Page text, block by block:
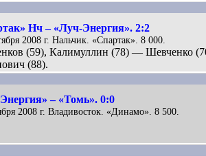
Нч – «Луч-Энергия». 2:2
2008 г. Нальчик. «Спартак». 8 000.
(59), Калимуллин (78) — Шевченко
(88).
– «Томь». 0:0
2008 г. Владивосток. «Динамо». 8 500.